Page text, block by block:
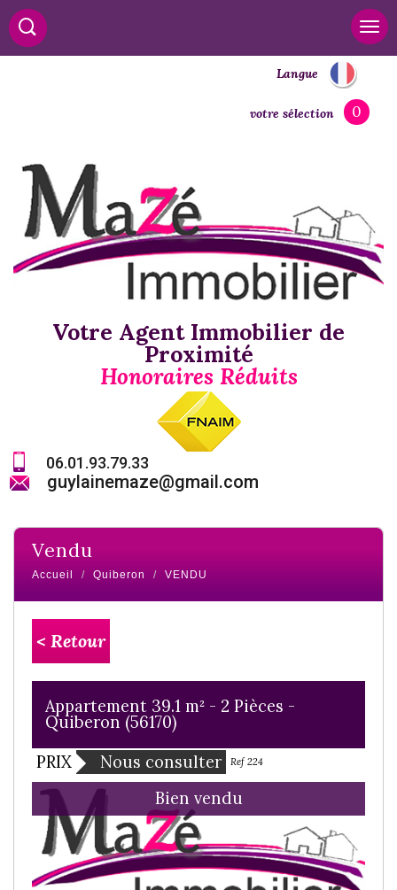
Langue
votre sélection 0
Votre Agent Immobilier de
Proximité
Honoraires Réduits
06.01.93.79.33
guylainemaze@gmail.com
vendu
Accueil Quiberon VENDU
< Retour
Appartement 39.1 m² - 2 Pièces -
Quiberon (56170)
PRIX
Nous consulter Ref 224
Bien vendu